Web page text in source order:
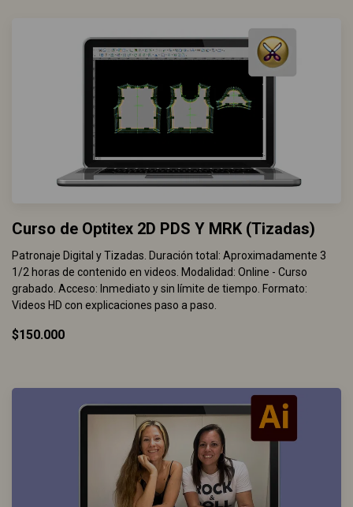
Curso de Optitex 2D PDS Y MRK (Tizadas)
Patronaje Digital y Tizadas. Duración total: Aproximadamente 3
1/2 horas de contenido en videos. Modalidad: Online - Curso
grabado. Acceso: Inmediato y sin límite de tiempo. Formato:
Videos HD con explicaciones paso a paso.
$150.000